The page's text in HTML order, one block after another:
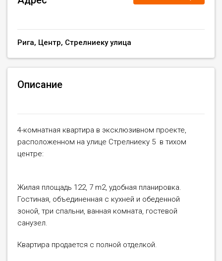
Рига, Центр, Стрелниеку улица
Описание
4-комнатная квартира в эксклюзивном проекте,
расположенном на улице Стрелниеку 5 в тихом
центре:
Жилая площадь 122, 7 m2, удобная планировка.
Гостиная, объединенная с кухней и обеденной
зоной, три спальни, ванная комната, гостевой
санузел.
Квартира продается с полной отделкой.